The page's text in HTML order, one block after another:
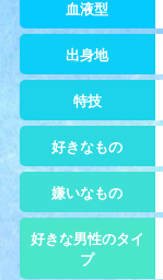
血液型
出身地
特技
好きなもの
嫌いなもの
好きな男性のタイ
プ